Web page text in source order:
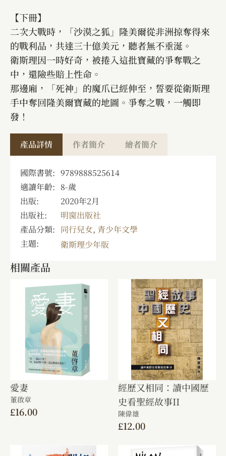
【下冊】
二次大戰時，「沙漠之狐」隆美爾從非洲掠奪得來
的戰利品，共達三十億美元，聽者無不垂涎。
衛斯理因一時好奇，被捲入這批寶藏的爭奪戰之
中，還險些賠上性命。
那邊廂，「死神」的魔爪已經伸至，誓要從衛斯理
手中奪回隆美爾寶藏的地圖。爭奪之戰，一觸即
發！
產品詳情 作者簡介 繪者簡介
國際書號: 9789888525614
適讀年齡: 8-歲
出版:
2020年2月
出版社:
明窗出版社
產品分類: 同行兒女, 青少年文學
主題:
衛斯理少年版
相關產品
愛妻
董啟章
£16.00
經歷又相同：讀中國歷
史看聖經故事II
陳偉雄
£12.00